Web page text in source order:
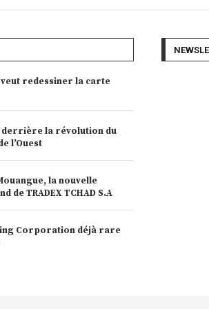
redessiner la carte
derrière la révolution du
l’Ouest
la nouvelle
de TRADEX TCHAD S.A
Corporation déjà rare